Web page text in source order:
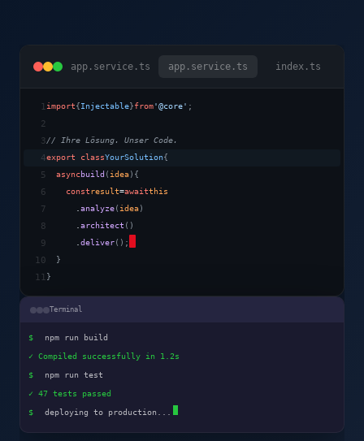
app.service.ts app.service.ts index.ts
1import{Injectable}from'@core' ;
2
3// Ihre Lösung. Unser Code.
4export classYourSolution{
5 asyncbuild ( idea) {
6 constresult=awaitthis
7 analyze( idea)
8 architect ()
9 deliver();
10 }
11}
Terminal
$
npm run build
✓ Compiled successfully in 1.2s
$
npm run test
✓ 47 tests passed
$
deploying to production...